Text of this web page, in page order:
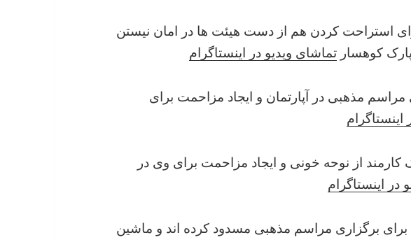
: مردم برای استراحت کردن هم از دست هیئت ها در امان نیستن
پارک کوهسارتماشای ویدیو در اینستاگرام
: برگزاری مراسم مذهبی در آپارتمان و ایجاد مزاحمت برای
اینستاگرام
: گلگی یک کارمند از نوحه خونی و ایجاد مزاحمت برای وی در
در اینستاگرام
: کوچه را برای برگزاری مراسم مذهبی مسدود کرده اند و ماشین